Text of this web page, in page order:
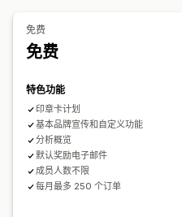
免费
免费
特色功能
印章卡计划
基本品牌宣传和自定义功能
分析概览
默认奖励电子邮件
成员人数不限
每月最多 250 个订单